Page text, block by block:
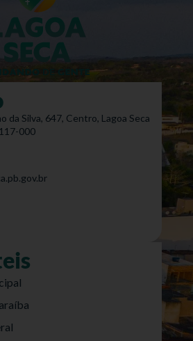
da Silva, 647, Centro, Lagoa Seca
000